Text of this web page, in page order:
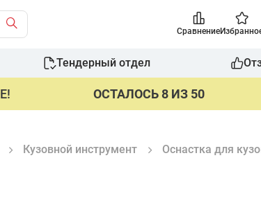
Сравнение
Тендерный отдел
ОСТАЛОСЬ 8 ИЗ 50
Кузовной инструмент
Оснастка для